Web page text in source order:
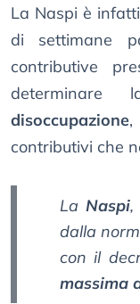
La Naspi è
di settimane
contributive
disoccupazione,
contributivi che
LaNaspi,
dalla
con il
massima